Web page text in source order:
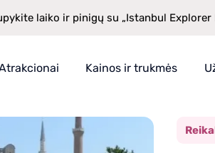
laiko ir pinigų su „Istanbul Explorer
Kainos ir trukmės